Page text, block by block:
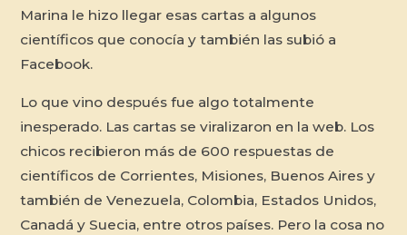
Marina le hizo llegar esas cartas a algunos
científicos que conocía y también las subió a
Facebook.
Lo que vino después fue algo totalmente
inesperado. Las cartas se viralizaron en la web. Los
chicos recibieron más de 600 respuestas de
científicos de Corrientes, Misiones, Buenos Aires y
también de Venezuela, Colombia, Estados Unidos,
Canadá y Suecia, entre otros países. Pero la cosa no